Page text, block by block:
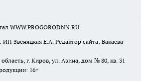
WWW.PROGORODNN.RU
Звеняцкая Е.А. Редактор сайта: Бакаева
г. Киров, ул. Азина, дом № 80, кв. 31
16+